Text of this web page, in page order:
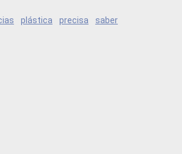
plástica precisa saber